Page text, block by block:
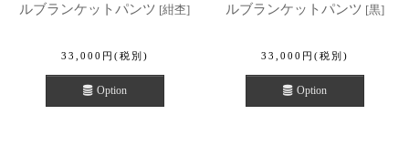
ルブランケットパンツ [紺杢]
33,000 円 (税別)
Option
ルブランケットパンツ [黒]
33,000 円 (税別)
Option